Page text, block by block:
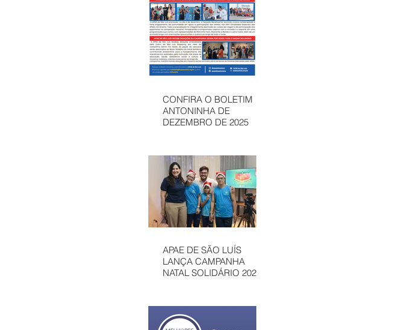
CONFIRA O BOLETIM
ANTONINHA DE
DEZEMBRO DE 2025
APAE DE SÃO LUÍS
LANÇA CAMPANHA
NATAL SOLIDÁRIO 2025
COMUNIDADE E
FORTALECER